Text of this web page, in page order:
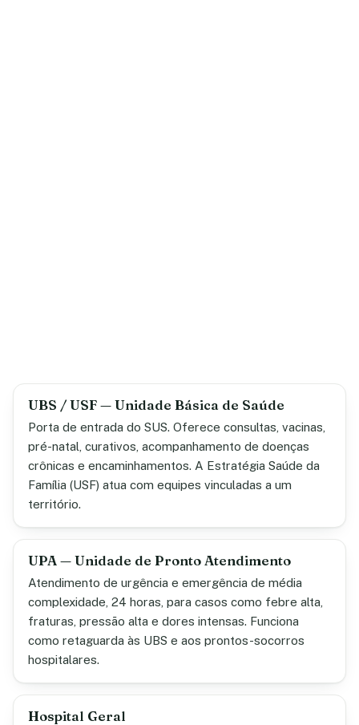
UBS / USF — Unidade Básica de Saúde
Porta de entrada do SUS. Oferece consultas, vacinas,
pré-natal, curativos, acompanhamento de doenças
crônicas e encaminhamentos. A Estratégia Saúde da
Família (USF) atua com equipes vinculadas a um
território.
UPA — Unidade de Pronto Atendimento
Atendimento de urgência e emergência de média
complexidade, 24 horas, para casos como febre alta,
fraturas, pressão alta e dores intensas. Funciona
como retaguarda às UBS e aos prontos-socorros
hospitalares.
Hospital Geral